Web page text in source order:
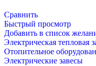
Сравнить
Быстрый просмотр
Добавить в список
Электрическая тепловая
Отопительное
Электрические завесы